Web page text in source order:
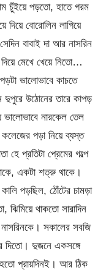
চুঁইয়ে পড়তো, হাতে গরম
দিয়ে বোরোলিন লাগিয়ে
বাবাই দা আর নাসরিন
মেখে খেয়ে নিতো…
ভালোভাবে কাচতে
দুপুরে উঠোনের তারে কাপড়
ভালোভাবে নারকেল তেল
কলেজের পড়া নিয়ে ব্যস্ত
প্রতিটা প্রেমের গল্পে
একটা শত্রু থাকে।
কালি পড়ছিল, ঠোঁটের চামড়া
ঝিমিয়ে থাকতো সারাদিন
সকালের সবজি
দিতো। দুজনে একসঙ্গে
হতো প্রায়দিনই। আর ঠিক